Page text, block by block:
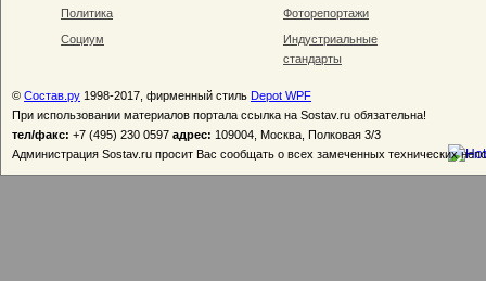
Политика
Социум
Фоторепортажи
Индустриальные
стандарты
© Состав.ру 1998-2017, фирменный стиль Depot WPF
При использовании материалов портала ссылка на Sostav.ru обязательна!
тел/факс: +7 (495) 230 0597 адрес: 109004, Москва, Полковая 3/3
Администрация Sostav.ru просит Вас сообщать о всех замеченных технических